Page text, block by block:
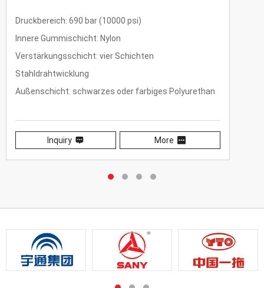
Druckbereich: 690 bar (10000 psi)
Innere Gummischicht: Nylon
Verstärkungsschicht: vier Schichten
Stahldrahtwicklung
Außenschicht: schwarzes oder farbiges Polyurethan
Inquiry More